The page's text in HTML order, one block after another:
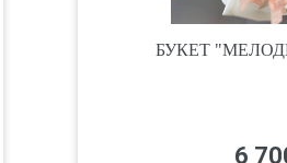
БУКЕТ
6